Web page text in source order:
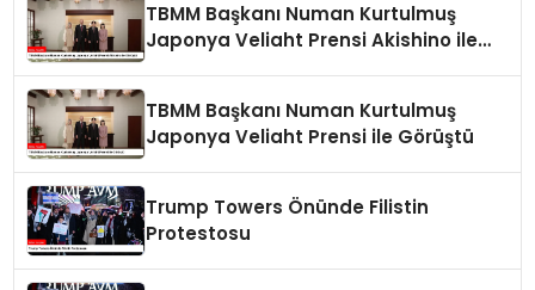
TBMM Başkanı Numan Kurtulmuş
Japonya Veliaht Prensi Akishino ile
TBMM Başkanı Numan Kurtulmuş
Japonya Veliaht Prensi ile Görüştü
Trump Towers Önünde Filistin
Protestosu